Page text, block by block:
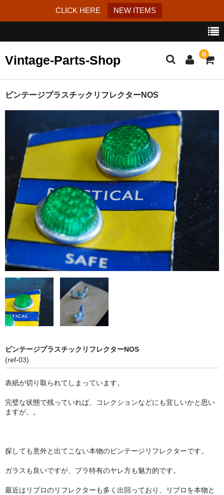
CLICK HERE NEW ITEMS
Vintage-Parts-Shop 0
カート
Instagram
はじめての方へ
お問い合わせ
特定商取引法に基づく表記
ビンテージプラスチックリフレクターNOS
ビンテージプラスチックリフレクターNOS
(ref-03)
表紙が切り取られてしまっています。
完璧な状態で残っていれば、コレクションなどにも宜しいかと思い
ますが。。
探しても意外と出てこない本物のビンテージリフレクターです。
ガラスも良いですが、プラ特有のヤレ方も魅力的です。
最近はリプロのリフレクターも多く出回っており、リプロを本物と